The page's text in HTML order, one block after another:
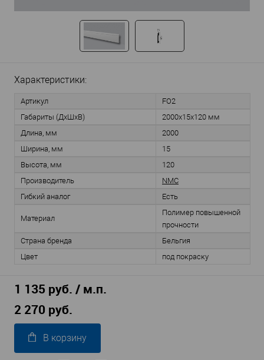
Характеристики:
Артикул
FO2
Габариты (ДхШхВ)
2000х15х120 мм
Длина, мм
2000
Ширина, мм
15
Высота, мм
120
Производитель
NMC
Гибкий аналог
Есть
Материал
Полимер повышенной
прочности
Страна бренда
Бельгия
Цвет
под покраску
1 135 руб. / м.п.
2 270 руб.
В корзину